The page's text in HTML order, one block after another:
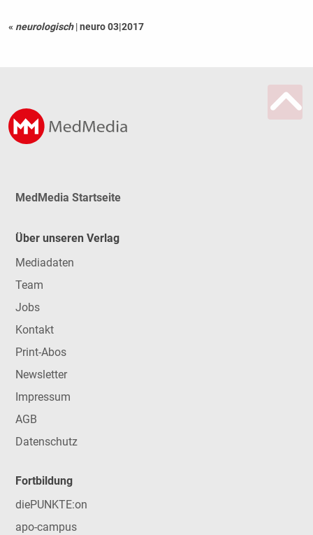
« neurologisch |neuro 03|2017
MedMedia Startseite
Über unseren Verlag
Mediadaten
Team
Jobs
Kontakt
Print-Abos
Newsletter
Impressum
AGB
Datenschutz
Fortbildung
diePUNKTE:on
apo-campus